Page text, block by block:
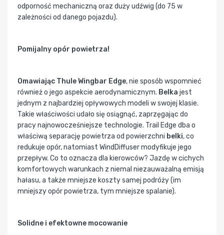
odporność mechaniczną oraz duży udźwig (do 75 w
zależności od danego pojazdu).
Pomijalny opór powietrza!
Omawiając Thule Wingbar Edge, nie sposób wspomnieć
również o jego aspekcie aerodynamicznym. Belka jest
jednym z najbardziej opływowych modeli w swojej klasie.
Takie właściwości udało się osiągnąć, zaprzęgając do
pracy najnowocześniejsze technologie. Trail Edge dba o
właściwą separację powietrza od powierzchni belki, co
redukuje opór, natomiast WindDiffuser modyfikuje jego
przepływ. Co to oznacza dla kierowców? Jazdę w cichych
komfortowych warunkach z niemal niezauważalną emisją
hałasu, a także mniejsze koszty samej podróży (im
mniejszy opór powietrza, tym mniejsze spalanie).
Solidne i efektowne mocowanie